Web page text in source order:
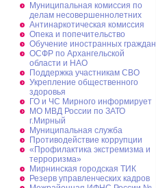
Муниципальная комиссия по
делам несовершеннолетних
Антинаркотическая комиссия
Опека и попечительство
Обучение иностранных граждан
ОСФР по Архангельской
области и НАО
Поддержка участникам СВО
Укрепление общественного
здоровья
ГО и ЧС Мирного информирует
МО МВД России по ЗАТО
г.Мирный
Муниципальная cлужба
Противодействие коррупции
«Профилактика экстремизма и
терроризма»
Мирнинская городская ТИК
Резерв управленческих кадров